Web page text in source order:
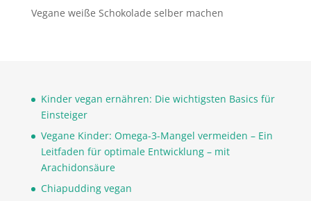
Vegane weiße Schokolade selber machen
Kinder vegan ernähren: Die wichtigsten Basics für
Einsteiger
Vegane Kinder: Omega-3-Mangel vermeiden – Ein
Leitfaden für optimale Entwicklung – mit
Arachidonsäure
Chiapudding vegan